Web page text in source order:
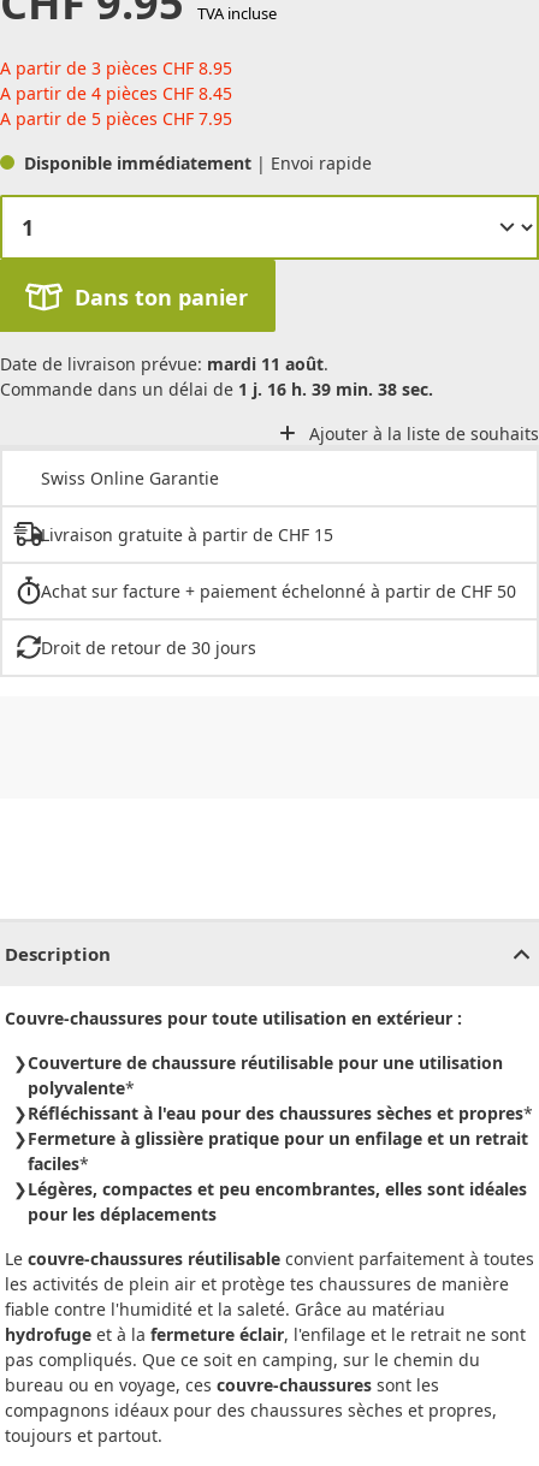
TVA incluse
A partir de 3 pièces CHF 8.95
A partir de 4 pièces CHF 8.45
A partir de 5 pièces CHF 7.95
Disponible immédiatement | Envoi rapide
Dans ton panier
Date de livraison prévue: mardi 11 août.
Commande dans un délai de 1 j. 16 h. 39 min. 38 sec.
Ajouter à la liste de souhaits
Swiss Online Garantie
Livraison gratuite à partir de CHF 15
Achat sur facture + paiement échelonné à partir de CHF 50
Droit de retour de 30 jours
Description
Couvre-chaussures pour toute utilisation en extérieur :
Couverture de chaussure réutilisable pour une utilisation
polyvalente*
Réfléchissant à l'eau pour des chaussures sèches et propres*
Fermeture à glissière pratique pour un enfilage et un retrait
faciles*
Légères, compactes et peu encombrantes, elles sont idéales
pour les déplacements
Le couvre-chaussures réutilisable convient parfaitement à toutes
les activités de plein air et protège tes chaussures de manière
fiable contre l'humidité et la saleté. Grâce au matériau
hydrofuge et à la fermeture éclair, l'enfilage et le retrait ne sont
pas compliqués. Que ce soit en camping, sur le chemin du
bureau ou en voyage, ces couvre-chaussures sont les
compagnons idéaux pour des chaussures sèches et propres,
toujours et partout.